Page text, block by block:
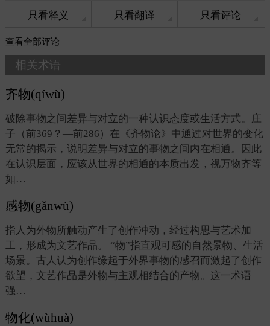
只看释义 只看翻译 只看评论
查看全部评论
相关术语
齐物(qíwù)
破除事物之间差异与对立的一种认识态度或生活方式。庄
子（前369？—前286）在《齐物论》中通过对世界的变化
无常的揭示，说明差异与对立的事物之间内在相通。因此
在认识层面，应该从世界的相通的本质出发，视万物齐等
如…
感物(gǎnwù)
指人为外物所触动产生了创作冲动，经过构思与艺术加
工，形成为文艺作品。 “物”指直观可感的自然景物、生活
场景。古人认为创作缘起于外界事物的感召而激起了创作
欲望，文艺作品是外物与主观相结合的产物。这一术语
强…
物化(wùhuà)